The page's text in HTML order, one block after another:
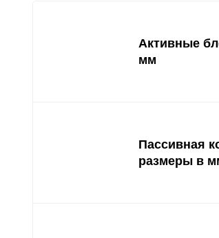
Активные
мм
Пассивная
размеры в